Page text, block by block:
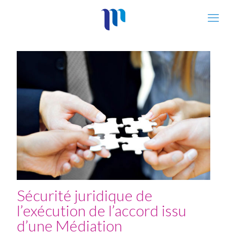
Sécurité juridique de
l’exécution de l’accord issu
d’une Médiation